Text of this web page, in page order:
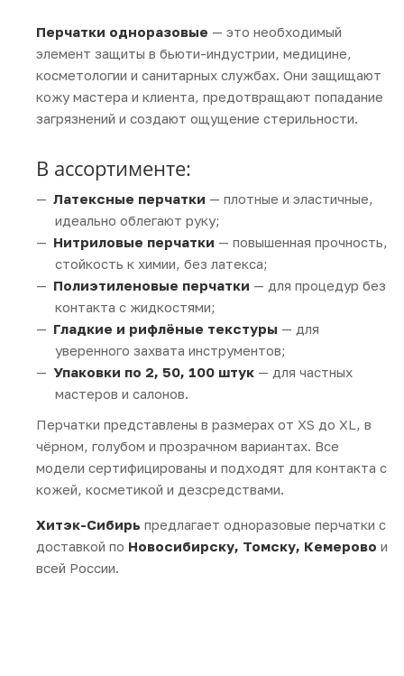
Перчатки одноразовые — это необходимый
элемент защиты в бьюти-индустрии, медицине,
косметологии и санитарных службах. Они защищают
кожу мастера и клиента, предотвращают попадание
загрязнений и создают ощущение стерильности.
В ассортименте:
Латексные перчатки — плотные и эластичные,
идеально облегают руку;
Нитриловые перчатки — повышенная прочность,
стойкость к химии, без латекса;
Полиэтиленовые перчатки — для процедур без
контакта с жидкостями;
Гладкие и рифлёные текстуры — для
уверенного захвата инструментов;
Упаковки по 2, 50, 100 штук — для частных
мастеров и салонов.
Перчатки представлены в размерах от XS до XL, в
чёрном, голубом и прозрачном вариантах. Все
модели сертифицированы и подходят для контакта с
кожей, косметикой и дезсредствами.
Хитэк-Сибирь предлагает одноразовые перчатки с
доставкой по Новосибирску, Томску, Кемерово и
всей России.